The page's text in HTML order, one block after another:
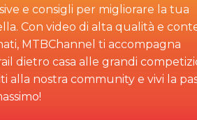
e consigli per migliorare la tua
Con video di alta qualità e
MTBChannel ti accompagna
dietro casa alle grandi
alla nostra community e vivi la